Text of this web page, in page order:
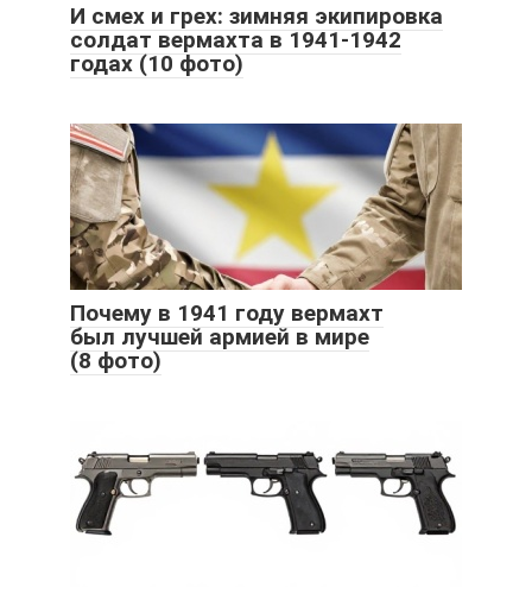
И смех и грех: зимняя экипировка
солдат вермахта в 1941-1942
годах (10 фото)
Почему в 1941 году вермахт
был лучшей армией в мире
(8 фото)